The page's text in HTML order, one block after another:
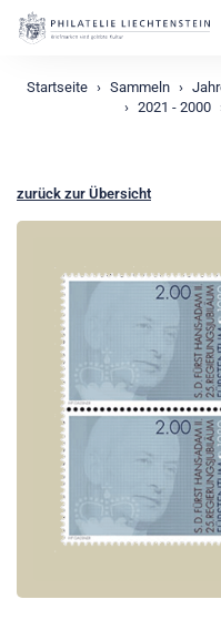
Startseite Sammeln
2021 - 2000
zurück zur Übersicht